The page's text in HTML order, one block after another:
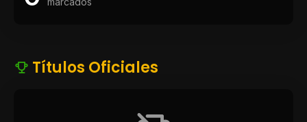
Títulos Oficiales